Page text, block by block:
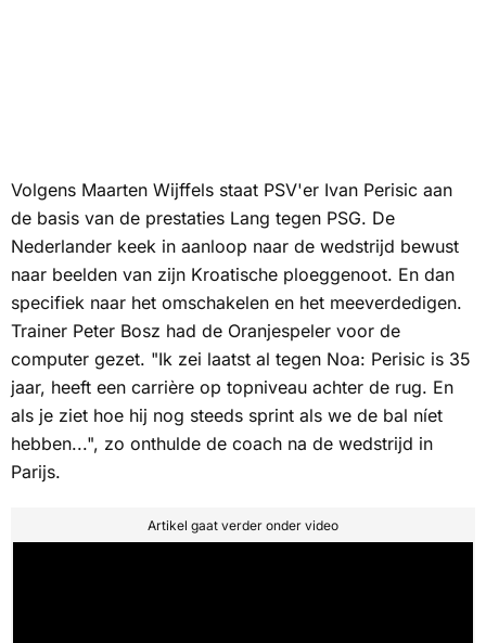
Volgens Maarten Wijffels staat PSV'er Ivan Perisic aan
de basis van de prestaties Lang tegen PSG. De
Nederlander keek in aanloop naar de wedstrijd bewust
naar beelden van zijn Kroatische ploeggenoot. En dan
specifiek naar het omschakelen en het meeverdedigen.
Trainer Peter Bosz had de Oranjespeler voor de
computer gezet. "Ik zei laatst al tegen Noa: Perisic is 35
jaar, heeft een carrière op topniveau achter de rug. En
als je ziet hoe hij nog steeds sprint als we de bal níet
hebben...", zo onthulde de coach na de wedstrijd in
Parijs.
Artikel gaat verder onder video